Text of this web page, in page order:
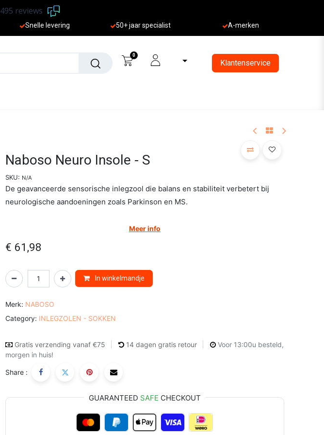
495 reviews
Sne lle levering 50+ jaar specialist A-merken
0
Klantenservice
Naboso Neuro Insole - S
SKU: N/A
De geavanceerde sensorische inlegzool die balans en stabiliteit verbetert bij
neurologische aandoeningen zoals Parkinson en MS.
Meer info
€ 61,98
In winkelmandje
Merk: NABOSO
Category: INLEGZOLEN - SOKKEN
Gratis verzending vanaf €75 14 dagen gratis retour
Voor 13:00u besteld,
morgen in huis!
Share :
GUARANTEED SAFE CHECKOUT